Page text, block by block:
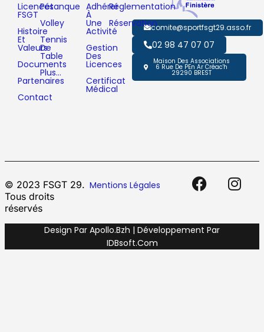
comite@sportfsgt29.asso.fr
02 98 47 07 07
Maison Des Associations
6 Rue De PEn Ar Créac'h
29290 BREST
Licences
FSGT
Histoire
Et
Valeurs
Documents
Partenaires
Contact
Pétanque
Volley
Tennis
De
Table
Plus…
Adhérer
À
Une
Activité
Gestion
Des
Licences
Certificat
Médical
Réglementation
Réservation
© 2023 FSGT 29.
Tous droits
réservés
Mentions Légales
Design Par Apollo.bzh | Développement Par
IDBsoft.com